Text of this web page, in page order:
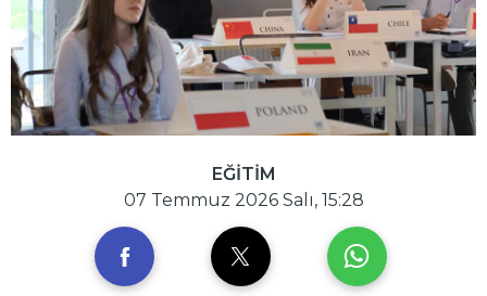
EĞİTİM
07 Temmuz 2026 Salı, 15:28